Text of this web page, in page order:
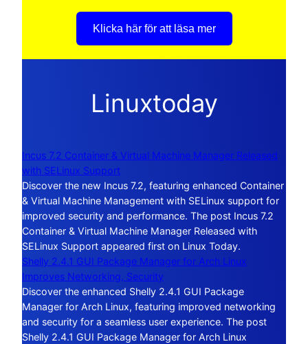
Klicka här för att läsa mer
Linuxtoday
Incus 7.2 Container & Virtual Machine Manager Released
with SELinux Support
Discover the new Incus 7.2, featuring enhanced Container
& Virtual Machine Management with SELinux support for
improved security and performance. The post Incus 7.2
Container & Virtual Machine Manager Released with
SELinux Support appeared first on Linux Today.
Shelly 2.4.1 GUI Package Manager for Arch Linux
Improves Networking, Security
Discover the enhanced Shelly 2.4.1 GUI Package
Manager for Arch Linux, featuring improved networking
and security for a seamless user experience. The post
Shelly 2.4.1 GUI Package Manager for Arch Linux